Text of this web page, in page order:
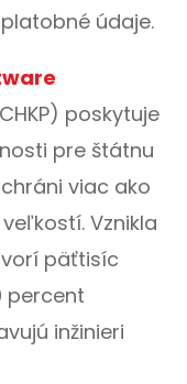
údaje.
poskytuje
pre štátnu
viac ako
Vznikla
päťtisíc
percent
inžinieri